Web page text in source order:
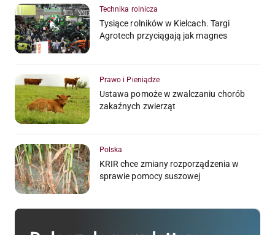
Technika rolnicza
Tysiące rolników w Kielcach. Targi
Agrotech przyciągają jak magnes
Prawo i Pieniądze
Ustawa pomoże w zwalczaniu chorób
zakaźnych zwierząt
Polska
KRIR chce zmiany rozporządzenia w
sprawie pomocy suszowej